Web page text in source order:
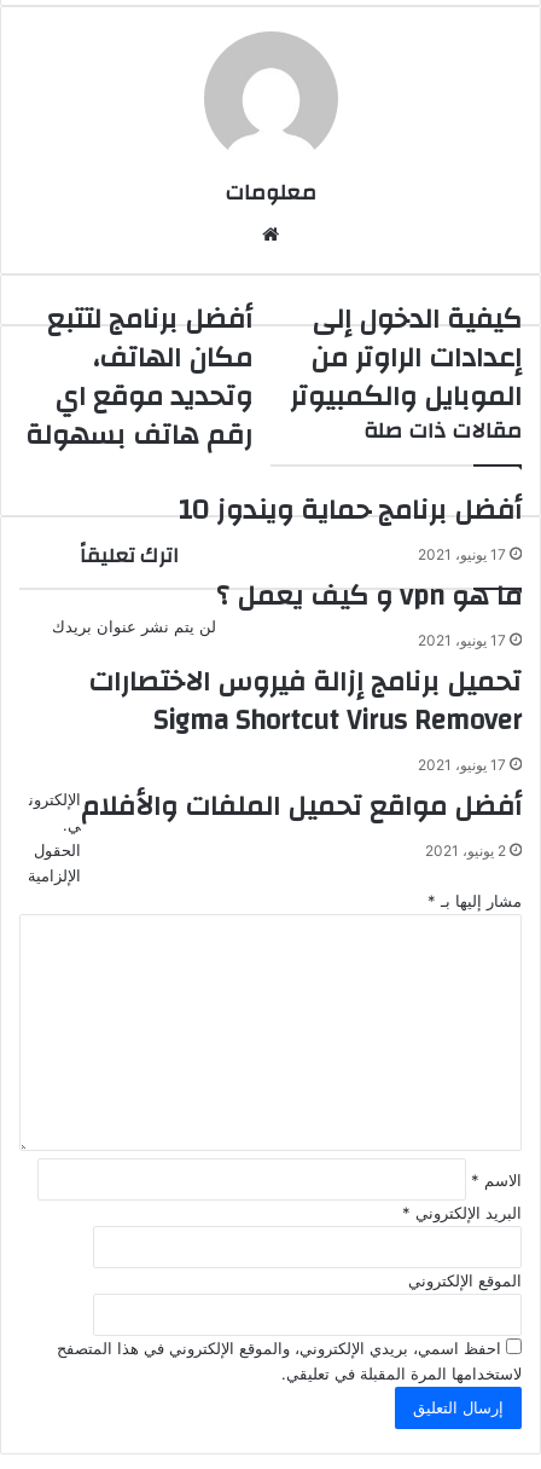
ا
إ
ن
ا
معلومات
ع
كيفية الدخول إلى
إعدادات الراوتر من
الموبايل والكمبيوتر
أفضل برنامج لتتبع
مكان الهاتف،
وتحديد موقع اي
رقم هاتف بسهولة مقالات ذات صلة
أفضل برنامج حماية ويندوز 10
17 يونيو، 2021
ما هو vpn و كيف يعمل ؟
17 يونيو، 2021
تحميل برنامج إزالة فيروس الاختصارات
Sigma Shortcut Virus Remover
17 يونيو، 2021
أفضل مواقع تحميل الملفات والأفلام
2 يونيو، 2021
اترك تعليقاً
لن يتم نشر عنوان بريدك
الإلكترون
ي.
الحقول
الإلزامية
مشار إليها بـ *
الاسم *
البريد الإلكتروني *
الموقع الإلكتروني
احفظ اسمي، بريدي الإلكتروني، والموقع الإلكتروني في هذا المتصفح
لاستخدامها المرة المقبلة في تعليقي.